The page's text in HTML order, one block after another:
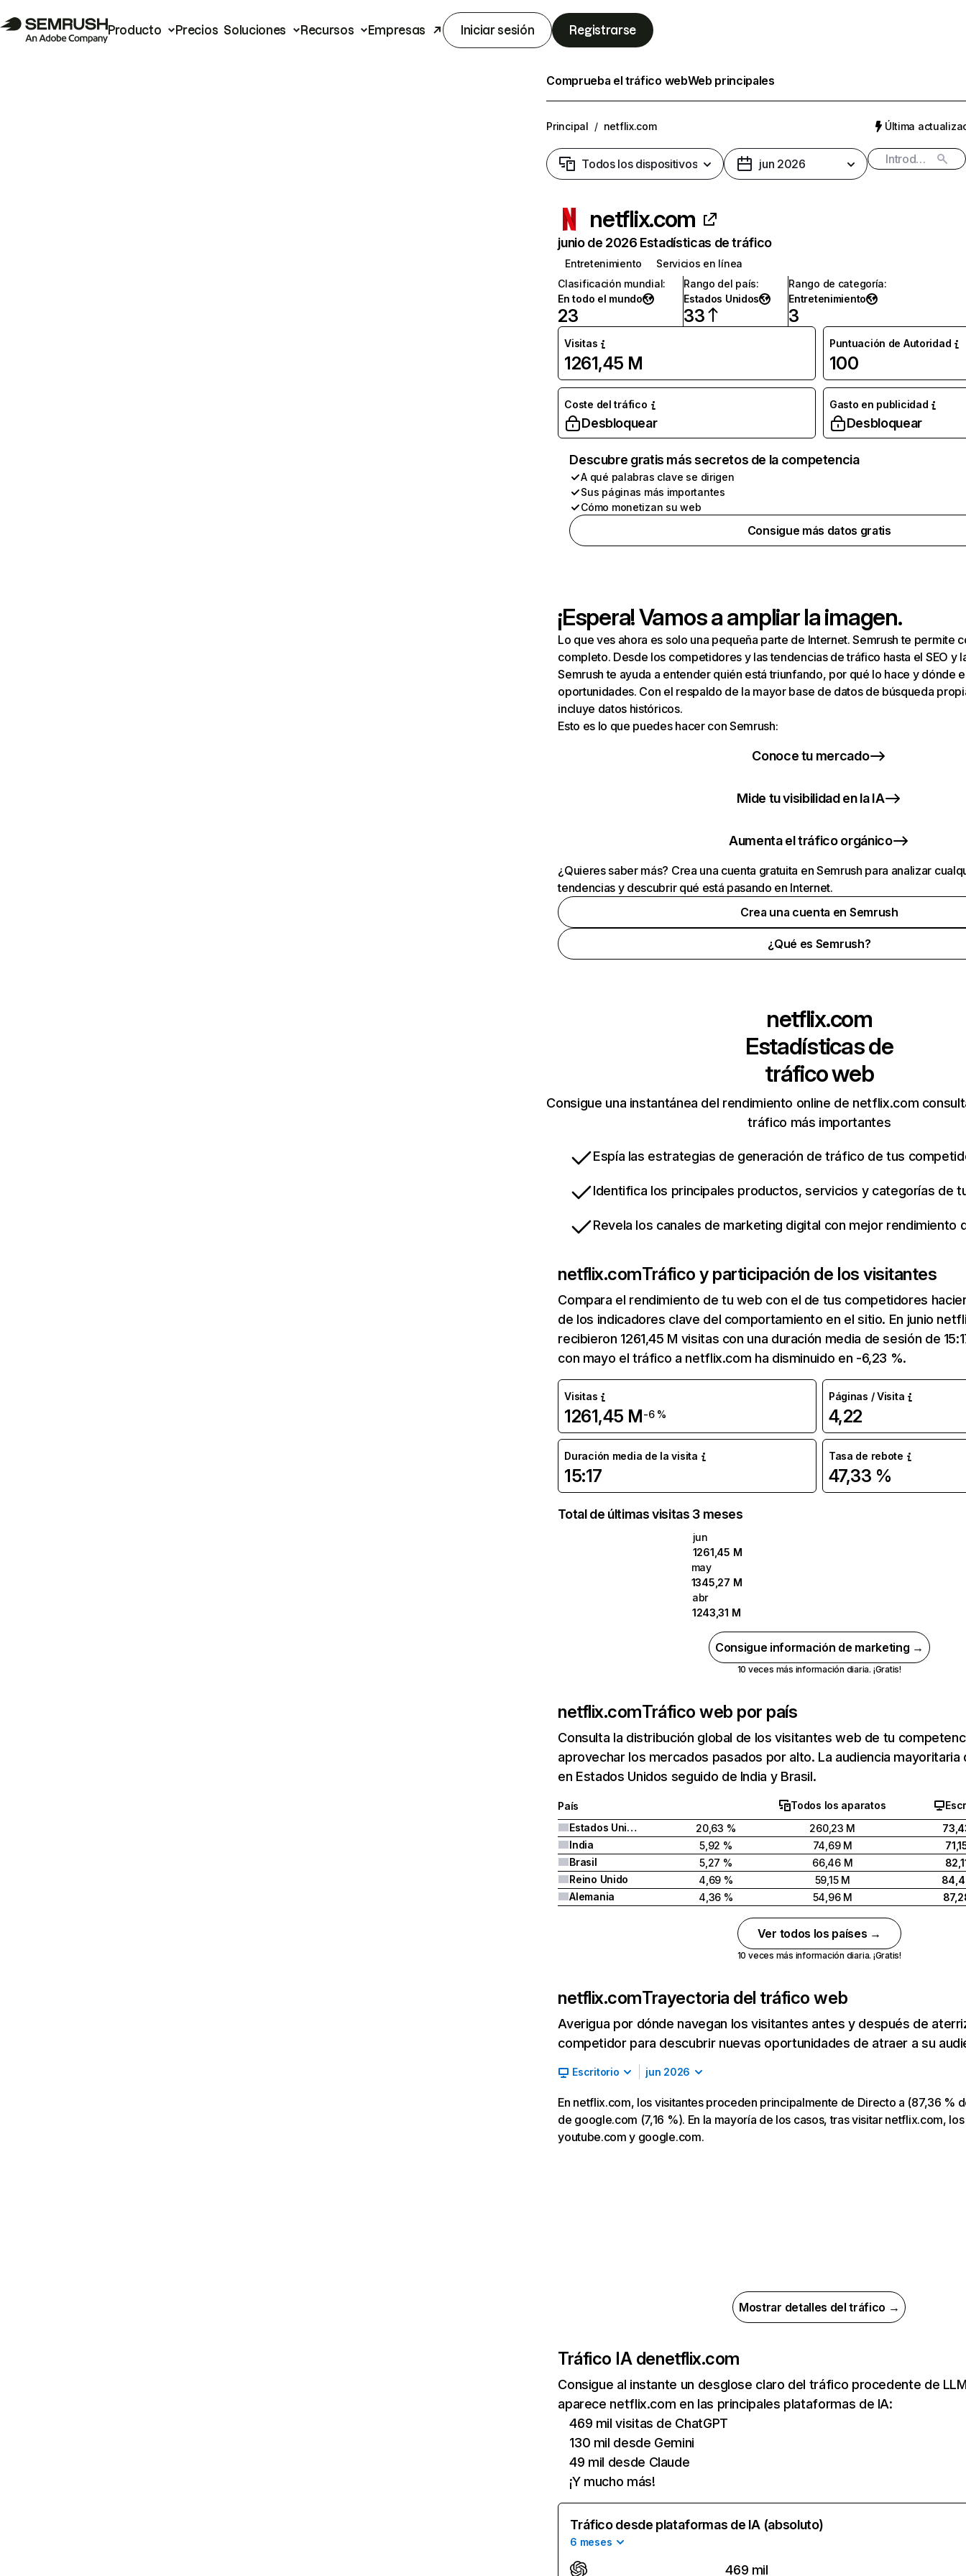
Producto Precios Soluciones Recursos Empresas Iniciar sesión Registrarse
Comprueba el tráfico webWeb principales
Principal / netflix.com Última
Todos los dispositivos jun 2026
netflix.com
junio de 2026 Estadísticas de tráfico
Entretenimiento
Servicios en línea
Clasificación mundial:
En todo el mundo
23
Rango del país:
Estados Unidos
33
Rango de categoría:
Entretenimiento
3
Visitas
1261,45 M
Puntuación de Autoridad
100
Coste del tráfico
Desbloquear
Gasto en publicidad
Desbloquear
Descubre gratis más secretos de la competencia
A qué palabras clave se dirigen
Sus páginas más importantes
Cómo monetizan su web
Consigue más datos gratis
¡Espera! Vamos a ampliar la imagen.
Lo que ves ahora es solo una pequeña parte de Internet. Semrush te permite
completo. Desde los competidores y las tendencias de tráfico hasta el SEO y
Semrush te ayuda a entender quién está triunfando, por qué lo hace y dónde
oportunidades. Con el respaldo de la mayor base de datos de búsqueda
incluye datos históricos.
Esto es lo que puedes hacer con Semrush:
Conoce tu mercado
Mide tu visibilidad en la IA
Aumenta el tráfico orgánico
¿Quieres saber más? Crea una cuenta gratuita en Semrush para analizar
tendencias y descubrir qué está pasando en Internet.
Crea una cuenta en Semrush
¿Qué es Semrush?
netflix.com
Estadísticas de
tráfico web
Consigue una instantánea del rendimiento online de netflix.com
tráfico más importantes
Espía las estrategias de generación de tráfico de tus
Identifica los principales productos, servicios y categorías de
Revela los canales de marketing digital con mejor rendimiento
netflix.comTráfico y participación de los visitantes
Compara el rendimiento de tu web con el de tus competidores
de los indicadores clave del comportamiento en el sitio. En junio
recibieron 1261,45 M visitas con una duración media de sesión de
con mayo el tráfico a netflix.com ha disminuido en -6,23 %.
Visitas
1261,45 M-6 %
Páginas / Visita
4,22
Duración media de la visita
15:17
Tasa de rebote
47,33 %
Total de últimas visitas 3 meses
jun
1261,45 M
may
1345,27 M
abr
1243,31 M
Consigue información de marketing →
10 veces más información diaria. ¡Gratis!
netflix.comTráfico web por país
Consulta la distribución global de los visitantes web de tu
aprovechar los mercados pasados por alto. La audiencia
en Estados Unidos seguido de India y Brasil.
País Todos los aparatos
Estados Unidos
20,63 % 260,23 M
India
5,92 % 74,69 M
Brasil
5,27 % 66,46 M
Reino Unido
4,69 % 59,15 M
Alemania
4,36 % 54,96 M
Ver todos los países →
10 veces más información diaria. ¡Gratis!
netflix.comTrayectoria del tráfico web
Averigua por dónde navegan los visitantes antes y después de
competidor para descubrir nuevas oportunidades de atraer a su
Escritorio jun 2026
En netflix.com, los visitantes proceden principalmente de Directo a (87,36 %
de google.com (7,16 %). En la mayoría de los casos, tras visitar netflix.com,
youtube.com y google.com.
Mostrar detalles del tráfico →
Tráfico IA denetflix.com
Consigue al instante un desglose claro del tráfico procedente de
aparece netflix.com en las principales plataformas de IA:
469 mil visitas de ChatGPT
130 mil desde Gemini
49 mil desde Claude
¡Y mucho más!
Tráfico desde plataformas de IA (absoluto)
6 meses
469 mil